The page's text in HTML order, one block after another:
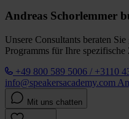
Andreas Schorlemmer
Unsere Consultants beraten
Programms für Ihre spezifische
+49 800 589 5006 / +3110
info@speakersacademy.com
Mit uns chatten